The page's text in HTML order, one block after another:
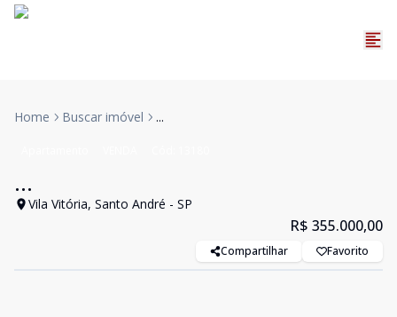
Home Buscar imóvel ...
...
Vila Vitória, Santo André - SP
R$ 355.000,00
Compartilhar Favorito